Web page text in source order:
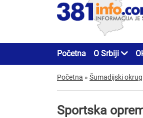
Početna O Srbiji
Početna » Šumadijski okrug
Sportska